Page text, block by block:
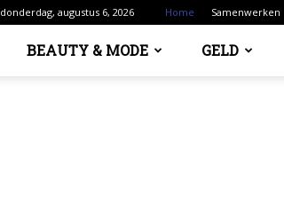
donderdag, augustus 6, 2026 Home Samenwerken
BEAUTY & MODE GELD